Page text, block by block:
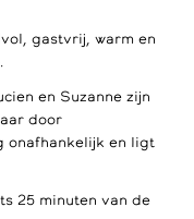
gastvrij, warm en
en Suzanne zijn
door
onafhankelijk en ligt
25 minuten van de